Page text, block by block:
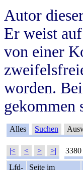
Autor
Er weist
von einer
worden.
gekommen
Alles Suchen
|< < > >| 3380
Lfd-
Seite im